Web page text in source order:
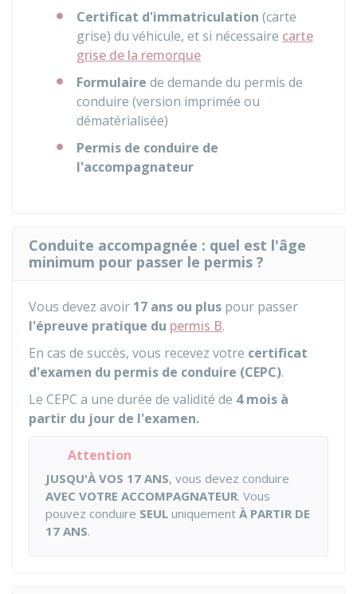
Certificat d'immatriculation (carte
grise) du véhicule, et si nécessaire carte
grise de la remorque
Formulaire de demande du permis de
conduire (version imprimée ou
dématérialisée)
Permis de conduire de
l'accompagnateur
Conduite accompagnée : quel est l'âge
minimum pour passer le permis ?
Vous devez avoir 17 ans ou plus pour passer
l'épreuve pratique du permis B.
En cas de succès, vous recevez votre certificat
d'examen du permis de conduire (CEPC).
Le CEPC a une durée de validité de 4 mois à
partir du jour de l'examen.
Attention
JUSQU'À VOS 17 ANS, vous devez conduire
AVEC VOTRE ACCOMPAGNATEUR. Vous
pouvez conduire SEUL uniquement À PARTIR DE
17 ANS.